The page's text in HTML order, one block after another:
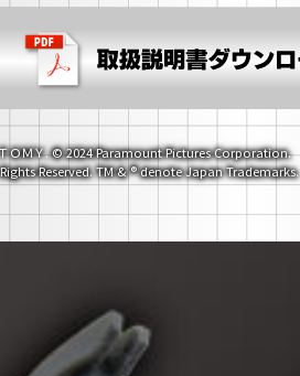
ＯＭＹ. © 2024 Paramount Pictures Corporation.
Reserved. TM & ® denote Japan Trademarks.